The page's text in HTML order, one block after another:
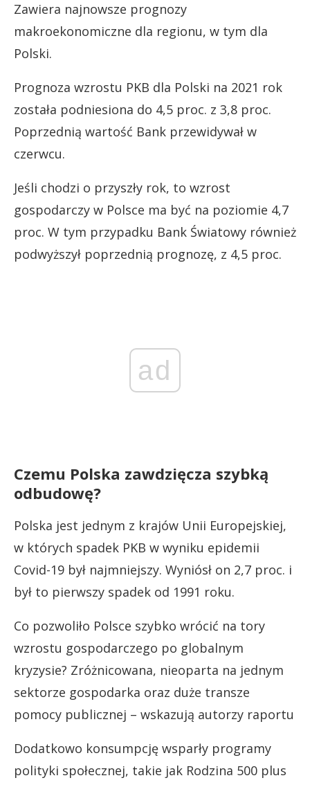
Zawiera najnowsze prognozy
makroekonomiczne dla regionu, w tym dla
Polski.
Prognoza wzrostu PKB dla Polski na 2021 rok
została podniesiona do 4,5 proc. z 3,8 proc.
Poprzednią wartość Bank przewidywał w
czerwcu.
Jeśli chodzi o przyszły rok, to wzrost
gospodarczy w Polsce ma być na poziomie 4,7
proc. W tym przypadku Bank Światowy również
podwyższył poprzednią prognozę, z 4,5 proc.
ad
Czemu Polska zawdzięcza szybką
odbudowę?
Polska jest jednym z krajów Unii Europejskiej,
w których spadek PKB w wyniku epidemii
Covid-19 był najmniejszy. Wyniósł on 2,7 proc. i
był to pierwszy spadek od 1991 roku.
Co pozwoliło Polsce szybko wrócić na tory
wzrostu gospodarczego po globalnym
kryzysie? Zróżnicowana, nieoparta na jednym
sektorze gospodarka oraz duże transze
pomocy publicznej – wskazują autorzy raportu
Dodatkowo konsumpcję wsparły programy
polityki społecznej, takie jak Rodzina 500 plus